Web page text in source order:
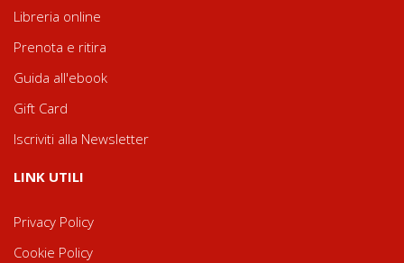
Libreria online
Prenota e ritira
Guida all'ebook
Gift Card
Iscriviti alla Newsletter
LINK UTILI
Privacy Policy
Cookie Policy